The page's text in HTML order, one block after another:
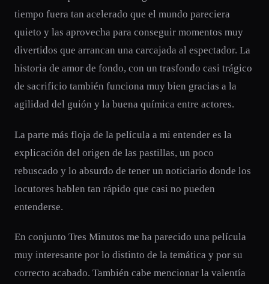
tiempo fuera tan acelerado que el mundo pareciera
quieto y las aprovecha para conseguir momentos muy
divertidos que arrancan una carcajada al espectador. La
historia de amor de fondo, con un trasfondo casi trágico
de sacrificio también funciona muy bien gracias a la
agilidad del guión y la buena química entre actores.
La parte más floja de la película a mi entender es la
explicación del origen de las pastillas, un poco
rebuscado y lo absurdo de tener un noticiario donde los
locutores hablen tan rápido que casi no pueden
entenderse.
En conjunto Tres Minutos me ha parecido una película
muy interesante por lo distinto de la temática y por su
correcto acabado. También cabe mencionar la valentía